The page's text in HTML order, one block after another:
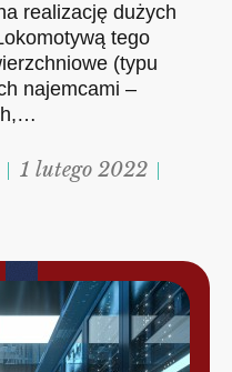
realizację dużych
tego
(typu
najemcami –
1 lutego 2022